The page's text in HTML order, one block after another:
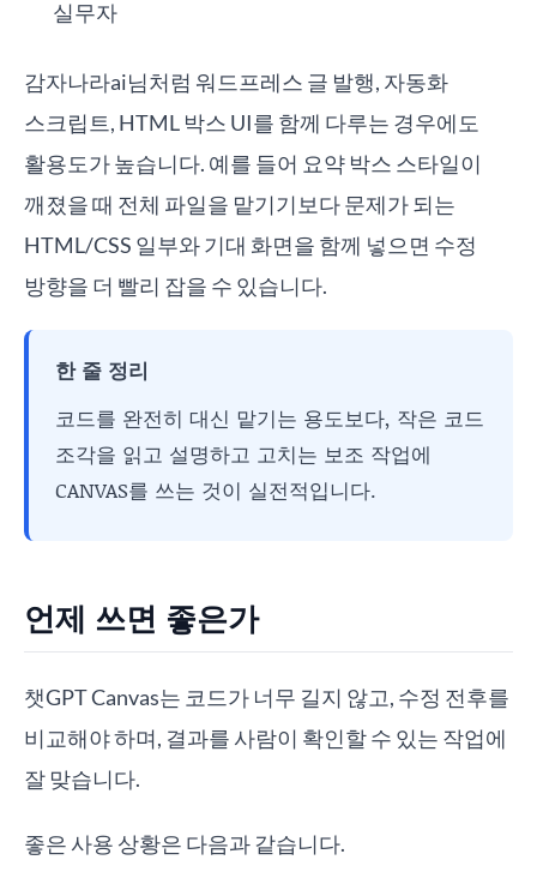
실무자
감자나라ai님처럼 워드프레스 글 발행, 자동화
스크립트, HTML 박스 UI를 함께 다루는 경우에도
활용도가 높습니다. 예를 들어 요약 박스 스타일이
깨졌을 때 전체 파일을 맡기기보다 문제가 되는
HTML/CSS 일부와 기대 화면을 함께 넣으면 수정
방향을 더 빨리 잡을 수 있습니다.
한 줄 정리
코드를 완전히 대신 맡기는 용도보다, 작은 코드
조각을 읽고 설명하고 고치는 보조 작업에
CANVAS를 쓰는 것이 실전적입니다.
언제 쓰면 좋은가
챗GPT Canvas는 코드가 너무 길지 않고, 수정 전후를
비교해야 하며, 결과를 사람이 확인할 수 있는 작업에
잘 맞습니다.
좋은 사용 상황은 다음과 같습니다.